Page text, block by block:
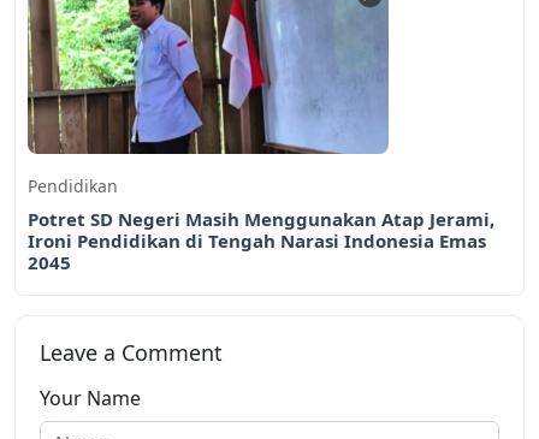
Pendidikan
Potret SD Negeri Masih Menggunakan Atap Jerami,
Ironi Pendidikan di Tengah Narasi Indonesia Emas
2045
Leave a Comment
Your Name